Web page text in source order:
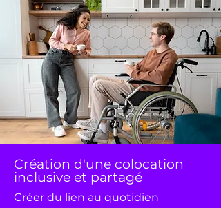
Création d'une colocation
inclusive et partagé
Créer du lien au quotidien